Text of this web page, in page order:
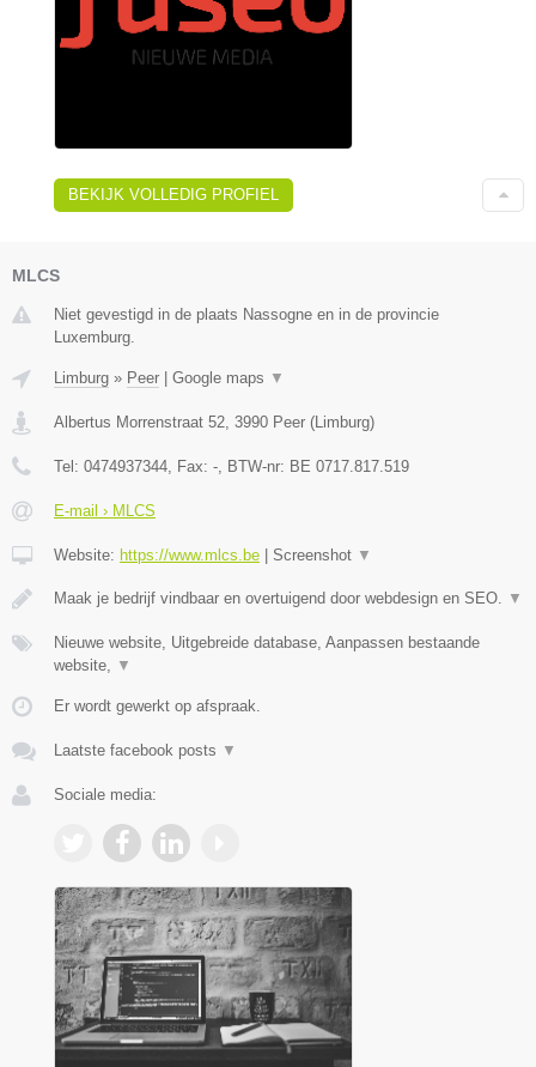
BEKIJK VOLLEDIG PROFIEL
MLCS
Niet gevestigd in de plaats Nassogne en in de provincie
Luxemburg.
Limburg » Peer Google maps ▼
Albertus Morrenstraat 52 3990 Peer ( Limburg)
Tel: 0474937344 , Fax: - , BTW-nr: BE 0717.817.519
E-mail › MLCS
Website: https://www.mlcs.be Screenshot ▼
Maak je bedrijf vindbaar en overtuigend door webdesign en SEO. ▼
Nieuwe website, Uitgebreide database, Aanpassen bestaande
website,
▼
Er wordt gewerkt op afspraak.
Laatste facebook posts ▼
Sociale media: